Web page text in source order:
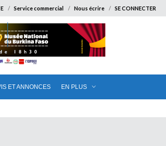
Service commercial Nous écrire SE CONNECTER
ET ANNONCES EN PLUS